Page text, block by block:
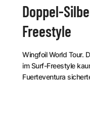
Doppel-
Freestyle
Wingfoil World Tour.
im Surf-Freestyle
Fuerteventura